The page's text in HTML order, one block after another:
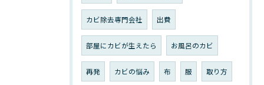
カビ除去専門会社 出費
部屋にカビが生えたら お風呂のカビ
再発 カビの悩み 布 服 取り方